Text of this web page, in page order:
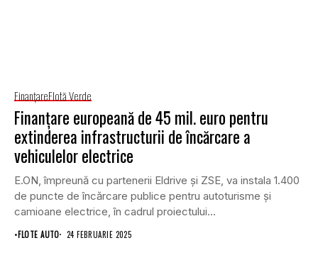
FinanţareFlotă Verde
Finanțare europeană de 45 mil. euro pentru
extinderea infrastructurii de încărcare a
vehiculelor electrice
E.ON, împreună cu partenerii Eldrive şi ZSE, va instala 1.400
de puncte de încărcare publice pentru autoturisme şi
camioane electrice, în cadrul proiectului...
•FLOTE AUTO 24 FEBRUARIE 2025